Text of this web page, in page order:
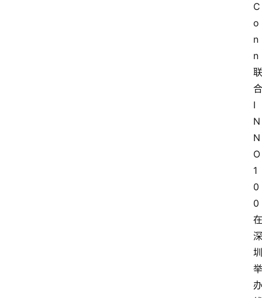
C
o
n
n
联
合
I
N
N
O
1
0
0
在
深
圳
举
办